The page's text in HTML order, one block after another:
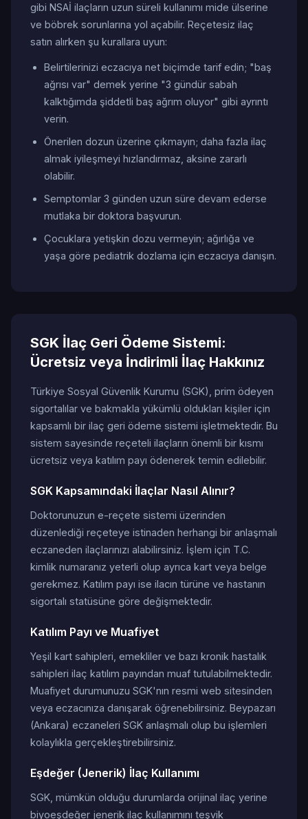
gibi NSAİ ilaçların uzun süreli kullanımı mide ülserine
ve böbrek sorunlarına yol açabilir. Reçetesiz ilaç
satın alırken şu kurallara uyun:
Belirtilerinizi eczacıya net biçimde tarif edin; "baş
ağrısı var" demek yerine "3 gündür sabah
kalktığımda şiddetli baş ağrım oluyor" gibi ayrıntı
verin.
Önerilen dozun üzerine çıkmayın; daha fazla ilaç
almak iyileşmeyi hızlandırmaz, aksine zararlı
olabilir.
Semptomlar 3 günden uzun süre devam ederse
mutlaka bir doktora başvurun.
Çocuklara yetişkin dozu vermeyin; ağırlığa ve
yaşa göre pediatrik dozlama için eczacıya danışın.
SGK İlaç Geri Ödeme Sistemi:
Ücretsiz veya İndirimli İlaç Hakkınız
Türkiye Sosyal Güvenlik Kurumu (SGK), prim ödeyen
sigortalılar ve bakmakla yükümlü oldukları kişiler için
kapsamlı bir ilaç geri ödeme sistemi işletmektedir. Bu
sistem sayesinde reçeteli ilaçların önemli bir kısmı
ücretsiz veya katılım payı ödenerek temin edilebilir.
SGK Kapsamındaki İlaçlar Nasıl Alınır?
Doktorunuzun e-reçete sistemi üzerinden
düzenlediği reçeteye istinaden herhangi bir anlaşmalı
eczaneden ilaçlarınızı alabilirsiniz. İşlem için T.C.
kimlik numaranız yeterli olup ayrıca kart veya belge
gerekmez. Katılım payı ise ilacın türüne ve hastanın
sigortalı statüsüne göre değişmektedir.
Katılım Payı ve Muafiyet
Yeşil kart sahipleri, emekliler ve bazı kronik hastalık
sahipleri ilaç katılım payından muaf tutulabilmektedir.
Muafiyet durumunuzu SGK'nın resmi web sitesinden
veya eczacınıza danışarak öğrenebilirsiniz. Beypazarı
(Ankara) eczaneleri SGK anlaşmalı olup bu işlemleri
kolaylıkla gerçekleştirebilirsiniz.
Eşdeğer (Jenerik) İlaç Kullanımı
SGK, mümkün olduğu durumlarda orijinal ilaç yerine
biyoeşdeğer jenerik ilaç kullanımını teşvik